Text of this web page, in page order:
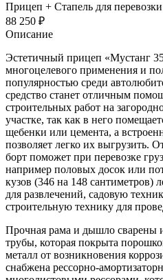
Прицеп + Стапель для
88 250 ₽
Описание
Эстетичный прицеп «Мустанг
многоцелевого применения и
популярностью среди
средство станет отличным
строительных работ на
участке, так как в него
щебенки или цемента, а
позволяет легко их выгрузить.
борт поможет при перевозке
например половых досок или
кузов (346 на 148 сантиметров)
для развлечений, садовую
строительную технику для
Прочная рама и дышло сварены
трубы, которая покрыта
металл от возникновения
снабжена рессорно-